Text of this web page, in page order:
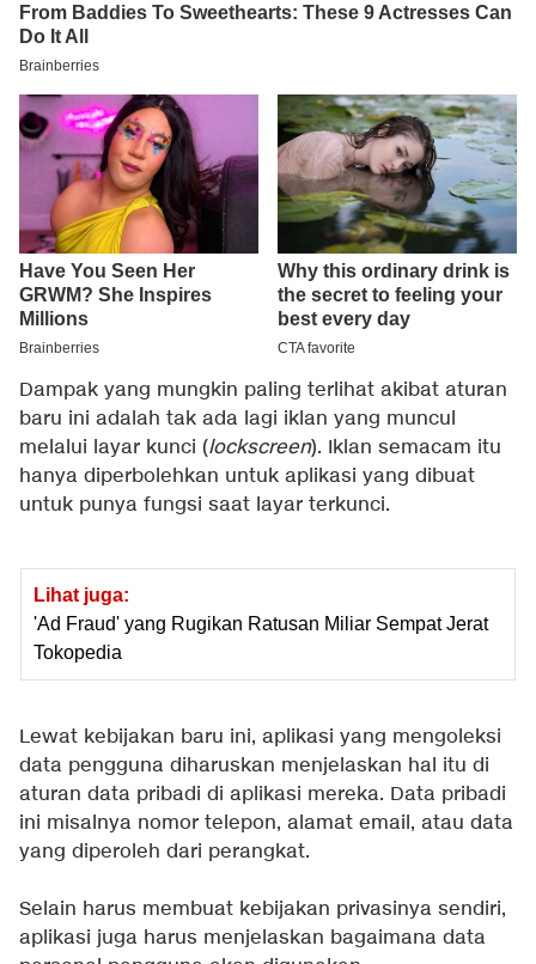
Dampak yang mungkin paling terlihat akibat aturan
baru ini adalah tak ada lagi iklan yang muncul
melalui layar kunci (lockscreen). Iklan semacam itu
hanya diperbolehkan untuk aplikasi yang dibuat
untuk punya fungsi saat layar terkunci.
Lihat juga:
'Ad Fraud' yang Rugikan Ratusan Miliar Sempat Jerat
Tokopedia
Lewat kebijakan baru ini, aplikasi yang mengoleksi
data pengguna diharuskan menjelaskan hal itu di
aturan data pribadi di aplikasi mereka. Data pribadi
ini misalnya nomor telepon, alamat email, atau data
yang diperoleh dari perangkat.
Selain harus membuat kebijakan privasinya sendiri,
aplikasi juga harus menjelaskan bagaimana data